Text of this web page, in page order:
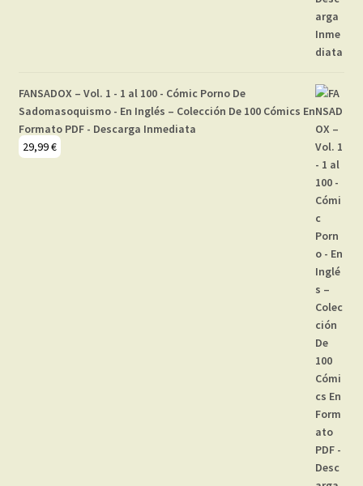
FANSADOX – Vol. 1 - 1 al 100 - Cómic Porno De
Sadomasoquismo - En Inglés – Colección De 100 Cómics En
Formato PDF - Descarga Inmediata
29,99€